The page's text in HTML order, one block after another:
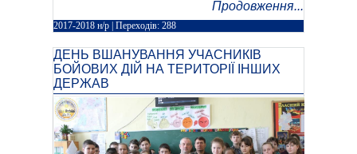
Продовження...
2017-2018 н/р | Переходів: 288
ДЕНЬ ВШАНУВАННЯ УЧАСНИКІВ
БОЙОВИХ ДІЙ НА ТЕРИТОРІЇ ІНШИХ
ДЕРЖАВ